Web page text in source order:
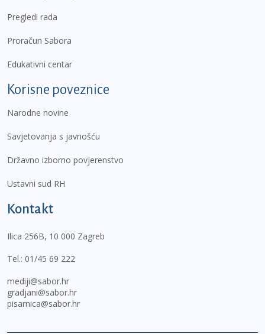
Pregledi rada
Proračun Sabora
Edukativni centar
Korisne poveznice
Narodne novine
Savjetovanja s javnošću
Državno izborno povjerenstvo
Ustavni sud RH
Kontakt
Ilica 256B, 10 000 Zagreb
Tel.: 01/45 69 222
mediji@sabor.hr
gradjani@sabor.hr
pisarnica@sabor.hr